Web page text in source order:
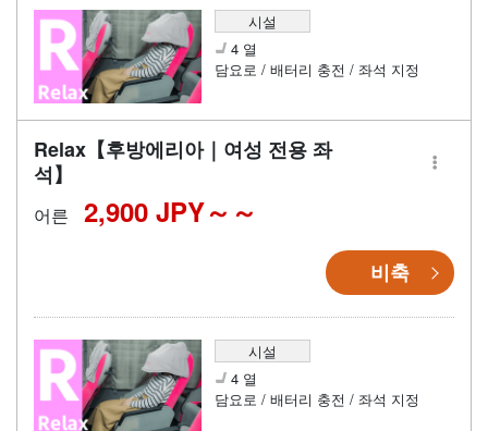
시설
4 열
담요로 / 배터리 충전 / 좌석 지정
Relax【후방에리아｜여성 전용 좌
석】
어른 2,900 JPY～
비축
시설
4 열
담요로 / 배터리 충전 / 좌석 지정